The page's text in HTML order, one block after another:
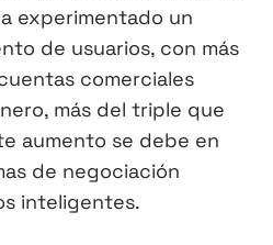
experimentado un
de usuarios, con más
comerciales
más del triple que
aumento se debe en
de negociación
inteligentes.